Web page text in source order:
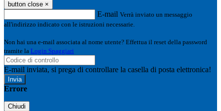
button close ×
E-mail Verrà inviato un messaggio
all'indirizzo indicato con le istruzioni necessarie.
Non hai una e-mail associata al nome utente? Effettua il reset della password
tramite la Login Spaggiari
E-mail inviata, si prega di controllare la casella di posta elettronica!
Errore
Chiudi